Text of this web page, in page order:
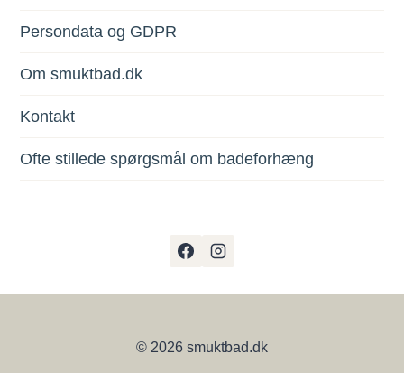
Persondata og GDPR
Om smuktbad.dk
Kontakt
Ofte stillede spørgsmål om badeforhæng
© 2026 smuktbad.dk